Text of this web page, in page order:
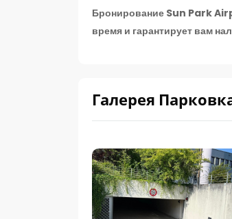
Бронирование Sun Park
время и гарантирует вам
Галерея